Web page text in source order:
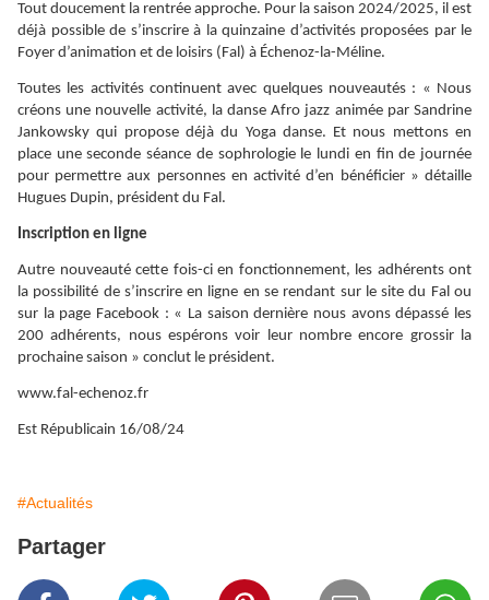
Tout doucement la rentrée approche. Pour la saison 2024/2025, il est
déjà possible de s’inscrire à la quinzaine d’activités proposées par le
Foyer d’animation et de loisirs (Fal) à Échenoz-la-Méline.
Toutes les activités continuent avec quelques nouveautés : « Nous
créons une nouvelle activité, la danse Afro jazz animée par Sandrine
Jankowsky qui propose déjà du Yoga danse. Et nous mettons en
place une seconde séance de sophrologie le lundi en fin de journée
pour permettre aux personnes en activité d’en bénéficier » détaille
Hugues Dupin, président du Fal.
Inscription en ligne
Autre nouveauté cette fois-ci en fonctionnement, les adhérents ont
la possibilité de s’inscrire en ligne en se rendant sur le site du Fal ou
sur la page Facebook : « La saison dernière nous avons dépassé les
200 adhérents, nous espérons voir leur nombre encore grossir la
prochaine saison » conclut le président.
www.fal-echenoz.fr
Est Républicain 16/08/24
#Actualités
Partager